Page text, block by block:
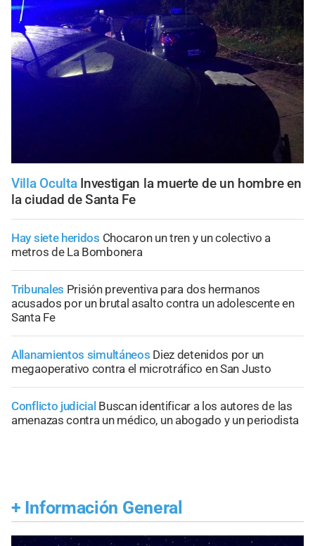
Villa Oculta Investigan la muerte de un hombre en
la ciudad de Santa Fe
Hay siete heridos Chocaron un tren y un colectivo a
metros de La Bombonera
Tribunales Prisión preventiva para dos hermanos
acusados por un brutal asalto contra un adolescente en
Santa Fe
Allanamientos simultáneos Diez detenidos por un
megaoperativo contra el microtráfico en San Justo
Conflicto judicial Buscan identificar a los autores de las
amenazas contra un médico, un abogado y un periodista
+ Información General